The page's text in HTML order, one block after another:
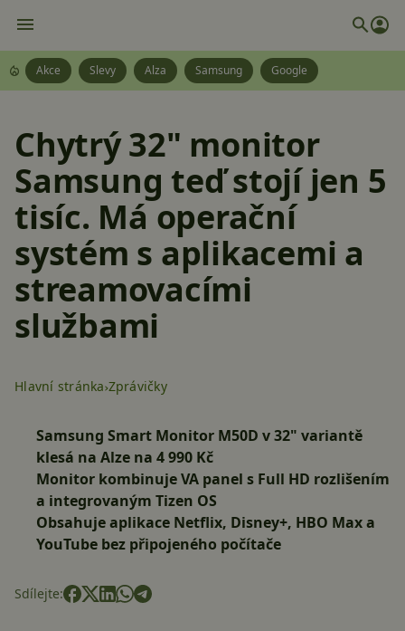
Akce Slevy Alza Samsung Google
Chytrý 32" monitor
Samsung teď stojí jen 5
tisíc. Má operační
systém s aplikacemi a
streamovacími
službami
Hlavní stránka Zprávičky
Samsung Smart Monitor M50D v 32" variantě
klesá na Alze na 4 990 Kč
Monitor kombinuje VA panel s Full HD rozlišením
a integrovaným Tizen OS
Obsahuje aplikace Netflix, Disney+, HBO Max a
YouTube bez připojeného počítače
Sdílejte: